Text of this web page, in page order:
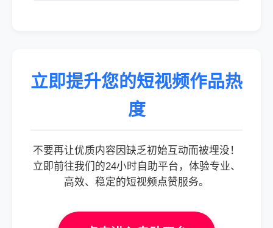
立即提升您的短视频作品热
度
不要再让优质内容因缺乏初始互动而被埋没！
立即前往我们的24小时自助平台，体验专业、
高效、稳定的短视频点赞服务。